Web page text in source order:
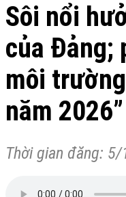
Sôi nổi
của Đảng;
môi
năm 2026”
Thời gian đăng: